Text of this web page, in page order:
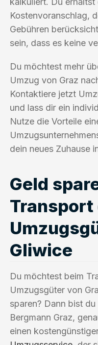
Kostenvoranschlag,
Gebühren
sein, dass es keine
Du möchtest mehr
Umzug von Graz
Kontaktiere jetzt
und lass dir ein
Nutze die Vorteile
dein neues Zuhause
Geld
Transport
Gliwice
Du möchtest beim
Umzugsgüter von
sparen? Dann bist
Bergmann Graz,
einen